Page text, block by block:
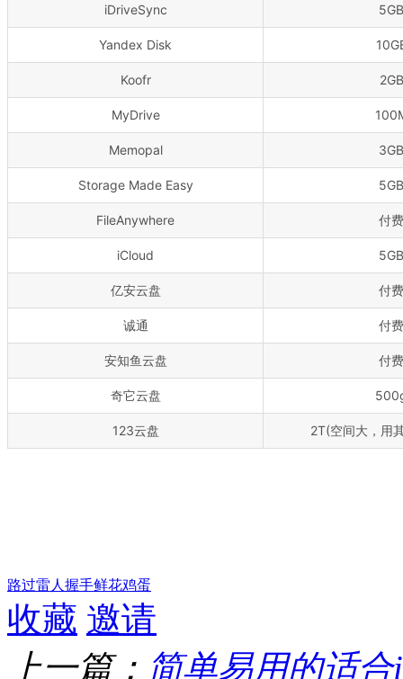
iDriveSync 5GB
Yandex Disk
Koofr 2GB
MyDrive
Memopal 3GB
Storage Made Easy 5GB
FileAnywhere 付费
iCloud 5GB
亿安云盘 付费
诚通 付费
安知鱼云盘 付费
奇它云盘
123云盘 2T(空间大，用
路过雷人 握手鲜花鸡蛋
收藏 邀请
上一篇： 简单易用的适